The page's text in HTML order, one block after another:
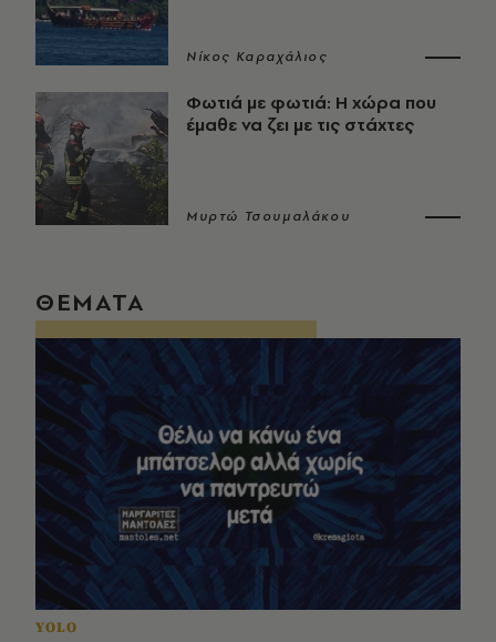
Νίκος Καραχάλιος
Φωτιά με φωτιά: Η χώρα που
έμαθε να ζει με τις στάχτες
Μυρτώ Τσουμαλάκου
ΘΕΜΑΤΑ
YOLO